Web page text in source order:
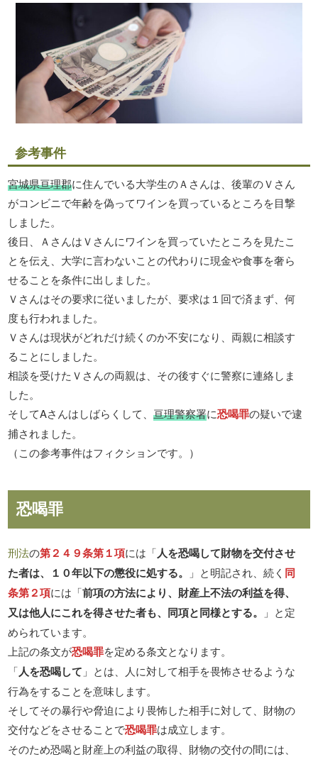
参考事件
宮城県亘理郡に住んでいる大学生のＡさんは、後輩のＶさん
がコンビニで年齢を偽ってワインを買っているところを目撃
しました。
後日、ＡさんはＶさんにワインを買っていたところを見たこ
とを伝え、大学に言わないことの代わりに現金や食事を奢ら
せることを条件に出しました。
Ｖさんはその要求に従いましたが、要求は１回で済まず、何
度も行われました。
Ｖさんは現状がどれだけ続くのか不安になり、両親に相談す
ることにしました。
相談を受けたＶさんの両親は、その後すぐに警察に連絡しま
した。
そしてAさんはしばらくして、亘理警察署に恐喝罪の疑いで逮
捕されました。
（この参考事件はフィクションです。）
恐喝罪
刑法の第２４９条第１項には「人を恐喝して財物を交付させ
た者は、１０年以下の懲役に処する。
」と明記され、続く 同
条第２項には「前項の方法により、財産上不法の利益を得、
又は他人にこれを得させた者も、同項と同様とする。
」と定
められています。
上記の条文が恐喝罪を定める条文となります。
「人を恐喝して 」とは、人に対して相手を畏怖させるような
行為をすることを意味します。
そしてその暴行や脅迫により畏怖した相手に対して、財物の
交付などをさせることで恐喝罪は成立します。
そのため恐喝と財産上の利益の取得、財物の交付の間には、